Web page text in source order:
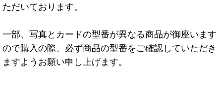
ただいております。
一部、写真とカードの型番が異なる商品が御座います
ので購入の際、必ず商品の型番をご確認していただき
ますようお願い申し上げます。